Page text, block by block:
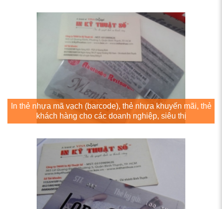
In thẻ nhựa mã vạch (barcode), thẻ nhựa khuyến mãi, thẻ
khách hàng cho các doanh nghiệp, siêu thị